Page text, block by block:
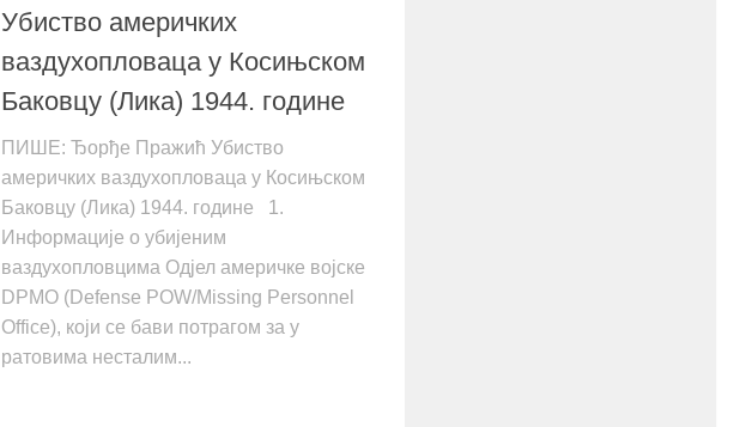
Убиство америчких
ваздухопловаца у Косињском
Баковцу (Лика) 1944. године
ПИШЕ: Ђорђе Пражић Убиство
америчких ваздухопловаца у Косињском
Баковцу (Лика) 1944. године 1.
Информације о убијеним
ваздухопловцима Одјел америчке војске
DPMO (Defense POW/Missing Personnel
Office), који се бави потрагом за у
ратовима несталим...